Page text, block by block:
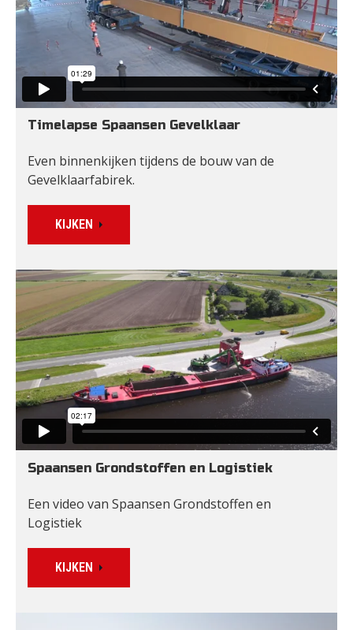
Timelapse Spaansen Gevelklaar
Even binnenkijken tijdens de bouw van de
Gevelklaarfabirek.
KIJKEN
Spaansen Grondstoffen en Logistiek
Een video van Spaansen Grondstoffen en
Logistiek
KIJKEN